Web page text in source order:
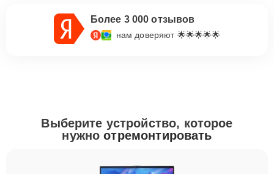
Более 3 000 отзывов
нам доверяют 🌟🌟🌟🌟🌟
Выберите устройство, которое
нужноотремонтировать